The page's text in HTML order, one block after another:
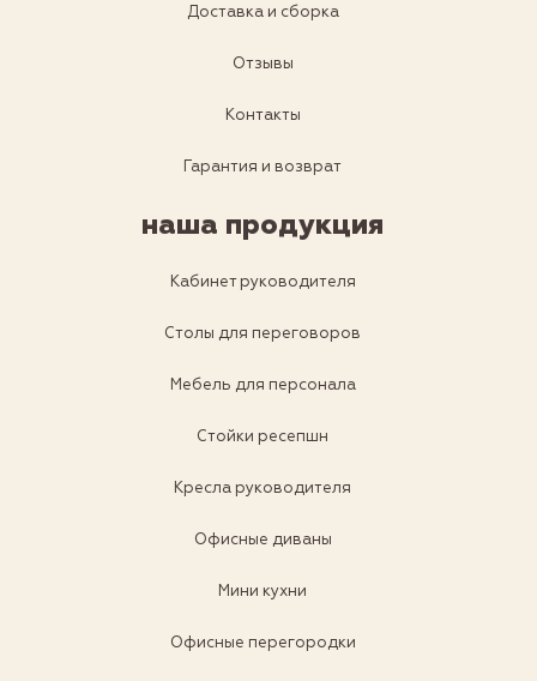
Доставка и сборка
Отзывы
Контакты
Гарантия и возврат
наша продукция
Кабинет руководителя
Столы для переговоров
Мебель для персонала
Стойки ресепшн
Кресла руководителя
Офисные диваны
Мини кухни
Офисные перегородки